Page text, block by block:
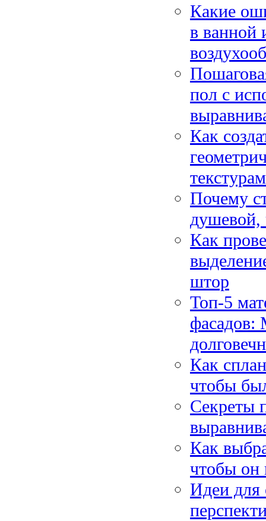
Какие
в ванной
пол с
Как
Почему
душевой,
Как
штор
Топ-5
фасадов:
Как
чтобы
Секреты
Как
чтобы он
Идеи для